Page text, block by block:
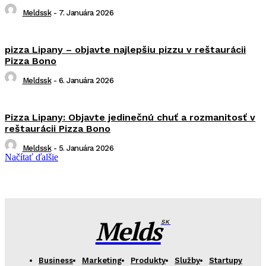
Meldssk - 7. Januára 2026
pizza Lipany – objavte najlepšiu pizzu v reštaurácii
Pizza Bono
Meldssk - 6. Januára 2026
Pizza Lipany: Objavte jedinečnú chuť a rozmanitosť v
reštaurácii Pizza Bono
Meldssk - 5. Januára 2026
Načítať ďalšie
MeldsSK
Business Marketing Produkty Služby
Startupy